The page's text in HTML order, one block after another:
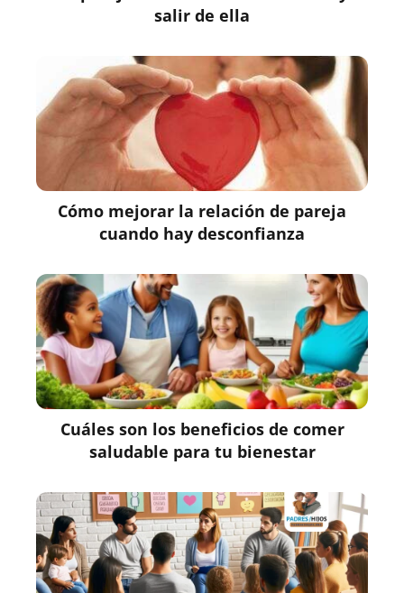
salir de ella
Cómo mejorar la relación de pareja
cuando hay desconfianza
Cuáles son los beneficios de comer
saludable para tu bienestar